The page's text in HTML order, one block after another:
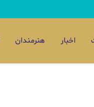
اخبار هنرمندان